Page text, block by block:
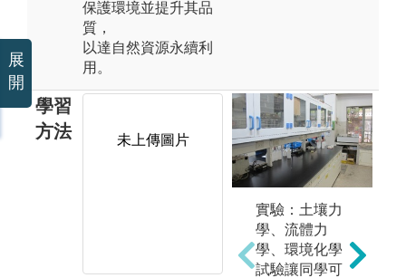
保護環境並提升其品
質，
以達自然資源永續利
用。
學習
方法
未上傳圖片 未上傳圖片
實驗：土壤力
學、流體力
學、環境化學
試驗讓同學可
展
開